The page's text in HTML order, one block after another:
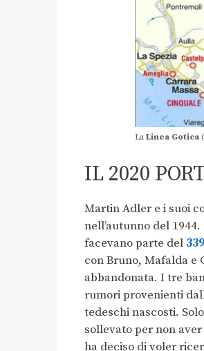
LaLinea Gotica
IL 2020
Martin Adler e i suoi
nell’autunno del
facevano parte del
con Bruno, Mafalda e
abbandonata. I tre
rumori provenienti
tedeschi nascosti.
sollevato per non
ha deciso di voler